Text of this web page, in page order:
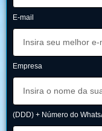
E-mail
Empresa
(DDD) + Número do